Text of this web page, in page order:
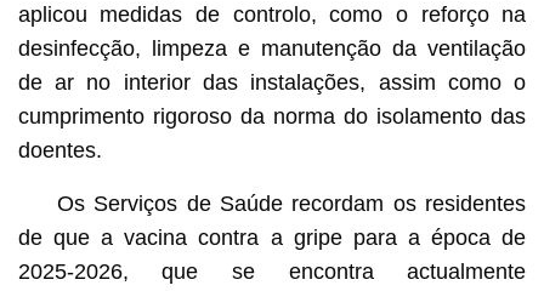
aplicou medidas de controlo, como o reforço na
desinfecção, limpeza e manutenção da ventilação
de ar no interior das instalações, assim como o
cumprimento rigoroso da norma do isolamento das
doentes.
Os Serviços de Saúde recordam os residentes
de que a vacina contra a gripe para a época de
2025-2026, que se encontra actualmente